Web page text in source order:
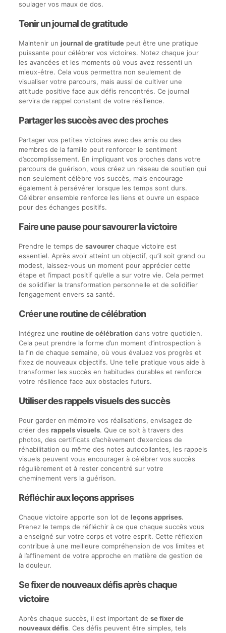
soulager vos maux de dos.
Tenir un journal de gratitude
Maintenir un journal de gratitudepeut être une pratique
puissante pour célébrer vos victoires. Notez chaque jour
les avancées et les moments où vous avez ressenti un
mieux-être. Cela vous permettra non seulement de
visualiser votre parcours, mais aussi de cultiver une
attitude positive face aux défis rencontrés. Ce journal
servira de rappel constant de votre résilience.
Partager les succès avec des proches
Partager vos petites victoires avec des amis ou des
membres de la famille peut renforcer le sentiment
d’accomplissement. En impliquant vos proches dans votre
parcours de guérison, vous créez un réseau de soutien qui
non seulement célèbre vos succès, mais encourage
également à persévérer lorsque les temps sont durs.
Célébrer ensemble renforce les liens et ouvre un espace
pour des échanges positifs.
Faire une pause pour savourer la victoire
Prendre le temps de savourerchaque victoire est
essentiel. Après avoir atteint un objectif, qu’il soit grand ou
modest, laissez-vous un moment pour apprécier cette
étape et l’impact positif qu’elle a sur votre vie. Cela permet
de solidifier la transformation personnelle et de solidifier
l’engagement envers sa santé.
Créer une routine de célébration
Intégrez une routine de célébrationdans votre quotidien.
Cela peut prendre la forme d’un moment d’introspection à
la fin de chaque semaine, où vous évaluez vos progrès et
fixez de nouveaux objectifs. Une telle pratique vous aide à
transformer les succès en habitudes durables et renforce
votre résilience face aux obstacles futurs.
Utiliser des rappels visuels des succès
Pour garder en mémoire vos réalisations, envisagez de
créer des rappels visuels. Que ce soit à travers des
photos, des certificats d’achèvement d’exercices de
réhabilitation ou même des notes autocollantes, les rappels
visuels peuvent vous encourager à célébrer vos succès
régulièrement et à rester concentré sur votre
cheminement vers la guérison.
Réfléchir aux leçons apprises
Chaque victoire apporte son lot de leçons apprises.
Prenez le temps de réfléchir à ce que chaque succès vous
a enseigné sur votre corps et votre esprit. Cette réflexion
contribue à une meilleure compréhension de vos limites et
à l’affinement de votre approche en matière de gestion de
la douleur.
Se fixer de nouveaux défis après chaque
victoire
Après chaque succès, il est important de se fixer de
nouveaux défis. Ces défis peuvent être simples, tels